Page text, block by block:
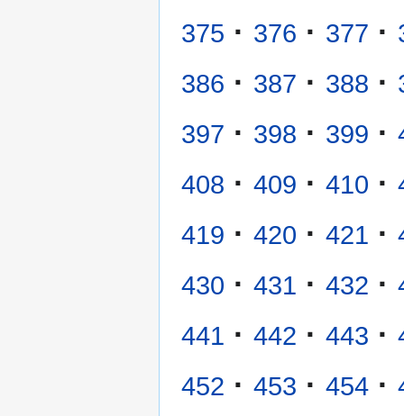
375 · 376 · 377 ·
386 · 387 · 388 ·
397 · 398 · 399 ·
408 · 409 · 410 ·
419 · 420 · 421 ·
430 · 431 · 432 ·
441 · 442 · 443 ·
452 · 453 · 454 ·